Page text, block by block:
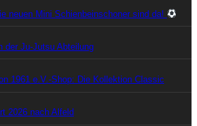
neuen Mini Schienbeinschoner sind da!
der Ju-Jutsu Abteilung
1961 e.V.-Shop: Die Kollektion Classic
2026 nach Alfeld